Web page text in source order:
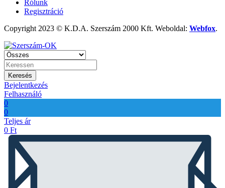
Rólunk
Regisztráció
Copyright 2023 © K.D.A. Szerszám 2000 Kft. Weboldal: Webfox.
Keresés
Bejelentkezés
Felhasználó
0
0
Teljes ár
0 Ft